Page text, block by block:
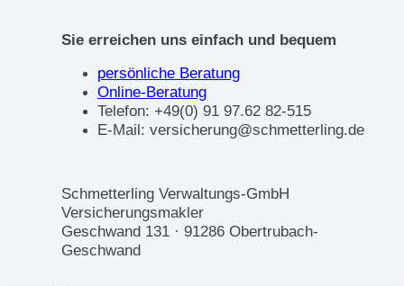
Sie erreichen uns einfach und bequem
persönliche Beratung
Online-Beratung
Telefon: +49(0) 91 97.62 82-515
E-Mail: versicherung@schmetterling.de
Schmetterling Verwaltungs-GmbH
Versicherungsmakler
Geschwand 131 · 91286 Obertrubach-
Geschwand